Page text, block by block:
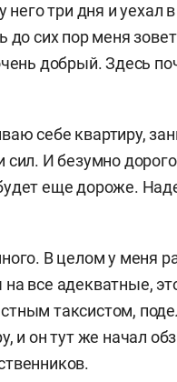
него три дня и уехал
до сих пор меня
добрый. Здесь
себе квартиру,
сил. И безумно
еще дороже.
В целом у меня
все адекватные,
таксистом,
и он тут же начал